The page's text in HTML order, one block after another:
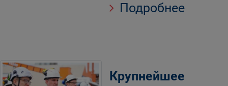
Подробнее
Крупнейшее